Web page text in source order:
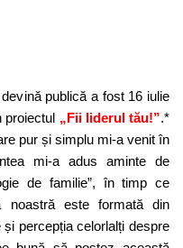
publică a fost 16 iulie
proiectul „Fii liderul tău!”.*
pur și simplu mi-a venit în
mi-a adus aminte de
de familie”, în timp ce
noastră este formată din
percepția celorlalți despre